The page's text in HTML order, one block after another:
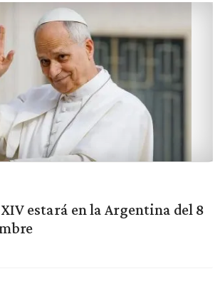
estará en la Argentina del 8